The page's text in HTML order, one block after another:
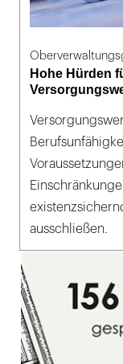
Hohe Hürden
ausschließen.